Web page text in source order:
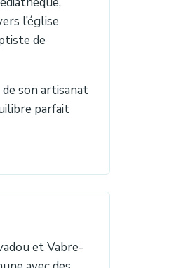
l’église
de
son artisanat
parfait
et Vabre-